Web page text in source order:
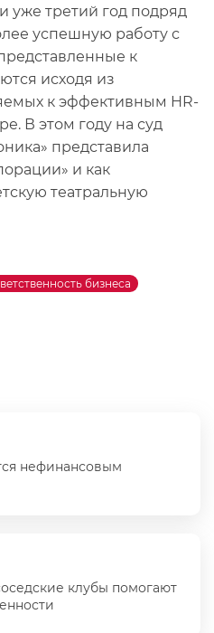
нефинансовым
клубы помогают
уже третий год подряд
успешную работу с
к
исходя из
к эффективным HR-
В этом году на суд
представила
и как
театральную
бизнеса